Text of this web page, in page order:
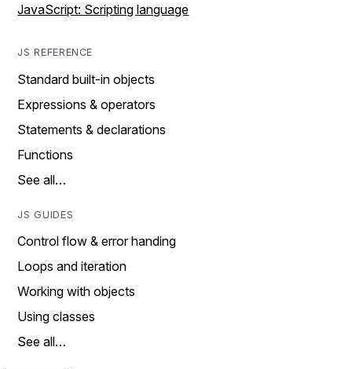
JavaScript: Scripting language
JS REFERENCE
Standard built-in objects
Expressions & operators
Statements & declarations
Functions
See all…
JS GUIDES
Control flow & error handing
Loops and iteration
Working with objects
Using classes
See all…